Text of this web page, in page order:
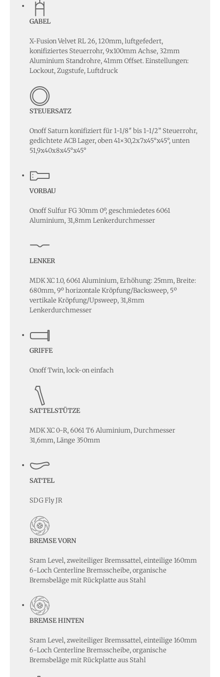
GABEL
X-Fusion Velvet RL 26, 120mm, luftgefedert,
konifiziertes Steuerrohr, 9x100mm Achse, 32mm
Aluminium Standrohre, 41mm Offset. Einstellungen:
Lockout, Zugstufe, Luftdruck
STEUERSATZ
Onoff Saturn konifiziert für 1-1/8″ bis 1-1/2” Steuerrohr,
gedichtete ACB Lager, oben 41×30,2x7x45°x45°, unten
51,9x40x8x45°x45°
VORBAU
Onoff Sulfur FG 30mm 0º, geschmiedetes 6061
Aluminium, 31,8mm Lenkerdurchmesser
LENKER
MDK XC 1.0, 6061 Aluminium, Erhöhung: 25mm, Breite:
680mm, 9º horizontale Kröpfung/Backsweep, 5º
vertikale Kröpfung/Upsweep, 31,8mm
Lenkerdurchmesser
GRIFFE
Onoff Twin, lock-on einfach
SATTELSTÜTZE
MDK XC 0-R, 6061 T6 Aluminium, Durchmesser
31,6mm, Länge 350mm
SATTEL
SDG Fly JR
BREMSE VORN
Sram Level, zweiteiliger Bremssattel, einteilige 160mm
6-Loch Centerline Bremsscheibe, organische
Bremsbeläge mit Rückplatte aus Stahl
BREMSE HINTEN
Sram Level, zweiteiliger Bremssattel, einteilige 160mm
6-Loch Centerline Bremsscheibe, organische
Bremsbeläge mit Rückplatte aus Stahl